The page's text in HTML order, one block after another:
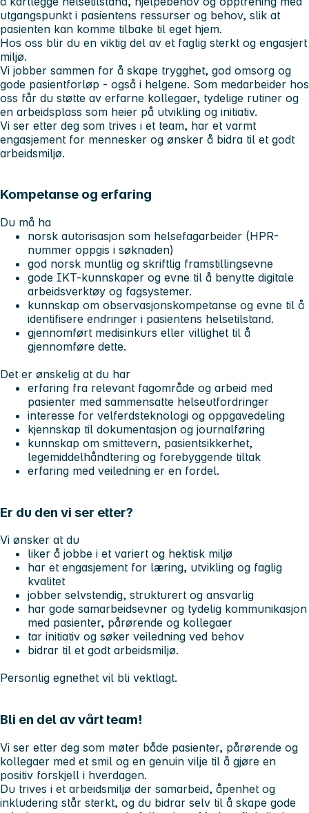
utgangspunkt i pasientens ressurser og behov, slik at
pasienten kan komme tilbake til eget hjem.
Hos oss blir du en viktig del av et faglig sterkt og engasjert
miljø.
Vi jobber sammen for å skape trygghet, god omsorg og
gode pasientforløp - også i helgene. Som medarbeider hos
oss får du støtte av erfarne kollegaer, tydelige rutiner og
en arbeidsplass som heier på utvikling og initiativ.
Vi ser etter deg som trives i et team, har et varmt
engasjement for mennesker og ønsker å bidra til et godt
arbeidsmiljø.
Kompetanse og erfaring
Du må ha
norsk autorisasjon som helsefagarbeider (HPR-
nummer oppgis i søknaden)
god norsk muntlig og skriftlig framstillingsevne
gode IKT-kunnskaper og evne til å benytte digitale
arbeidsverktøy og fagsystemer.
kunnskap om observasjonskompetanse og evne til å
identifisere endringer i pasientens helsetilstand.
gjennomført medisinkurs eller villighet til å
gjennomføre dette.
Det er ønskelig at du har
erfaring fra relevant fagområde og arbeid med
pasienter med sammensatte helseutfordringer
interesse for velferdsteknologi og oppgavedeling
kjennskap til dokumentasjon og journalføring
kunnskap om smittevern, pasientsikkerhet,
legemiddelhåndtering og forebyggende tiltak
erfaring med veiledning er en fordel.
Er du den vi ser etter?
Vi ønsker at du
liker å jobbe i et variert og hektisk miljø
har et engasjement for læring, utvikling og faglig
kvalitet
jobber selvstendig, strukturert og ansvarlig
har gode samarbeidsevner og tydelig kommunikasjon
med pasienter, pårørende og kollegaer
tar initiativ og søker veiledning ved behov
bidrar til et godt arbeidsmiljø.
Personlig egnethet vil bli vektlagt.
Bli en del av vårt team!
Vi ser etter deg som møter både pasienter, pårørende og
kollegaer med et smil og en genuin vilje til å gjøre en
positiv forskjell i hverdagen.
Du trives i et arbeidsmiljø der samarbeid, åpenhet og
inkludering står sterkt, og du bidrar selv til å skape gode